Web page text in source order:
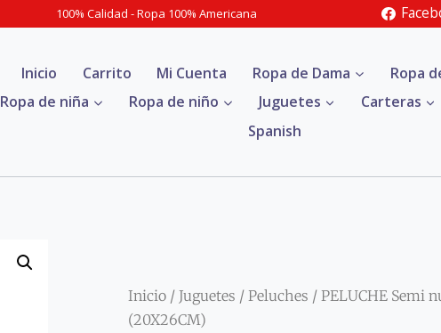
100% Calidad - Ropa 100% Americana
Inicio Carrito Mi Cuenta Ropa de Dama
Ropa
Ropa de niña
Ropa de niño Juguetes Carteras
Spanish
Inicio / Juguetes / Peluches / PELUCHE Semi
(20X26CM)